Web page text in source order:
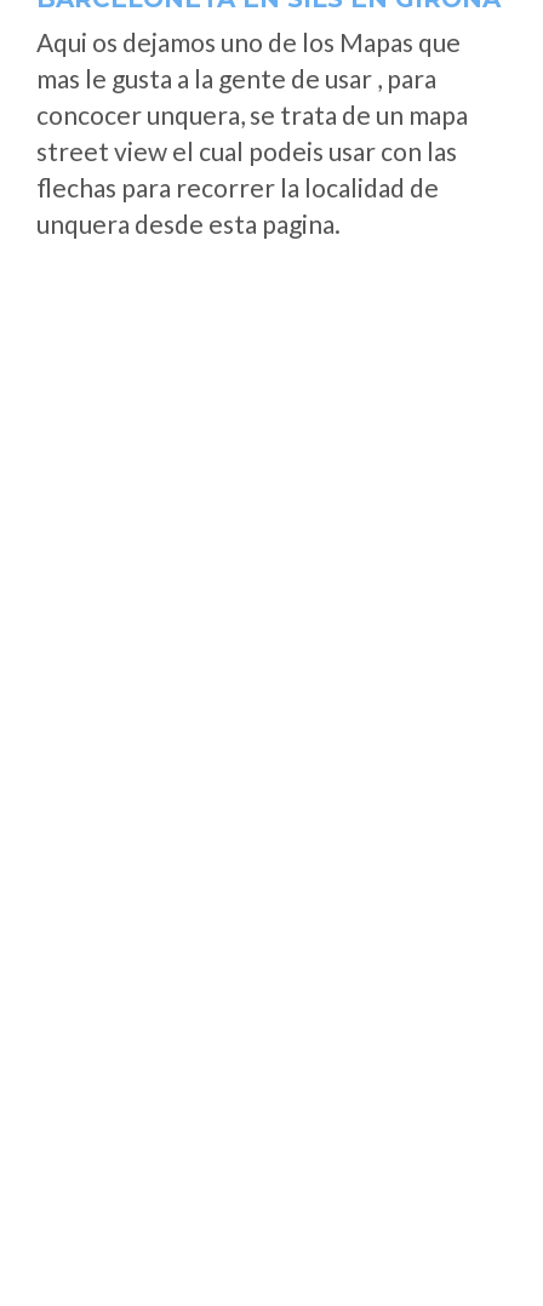
Aqui os dejamos uno de los Mapas que
mas le gusta a la gente de usar , para
concocer unquera, se trata de un mapa
street view el cual podeis usar con las
flechas para recorrer la localidad de
unquera desde esta pagina.